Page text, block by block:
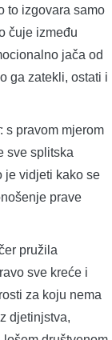
to izgovara samo
čuje između
jača od
ga zatekli, ostati i
: s pravom mjerom
sve splitska
je vidjeti kako se
prave
pružila
sve kreće i
za koju nema
djetinjstva,